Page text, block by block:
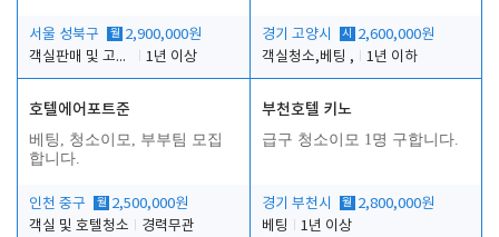
서울 성북구 월 2,900,000원
객실판매 및 고객응대
1년 이상
경기 고양시 시
2,600,000원
객실청소,베팅 ,
1년 이하
호텔에어포트준
베팅, 청소이모, 부부팀 모집
합니다.
인천 중구 월 2,500,000원
객실 및 호텔청소
경력무관
부천호텔 키노
급구 청소이모 1명 구합니다.
경기 부천시 월 2,800,000원
베팅
1년 이상